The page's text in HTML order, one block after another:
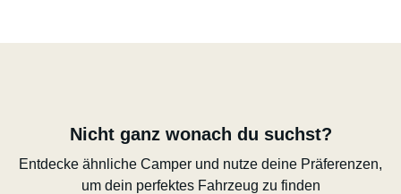
Nicht ganz wonach du suchst?
Entdecke ähnliche Camper und nutze deine Präferenzen,
um dein perfektes Fahrzeug zu finden